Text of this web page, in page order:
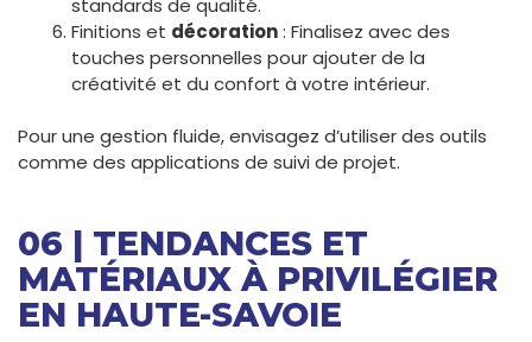
standards de qualité.
Finitions et décoration: Finalisez avec des
touches personnelles pour ajouter de la
créativité et du confort à votre intérieur.
Pour une gestion fluide, envisagez d’utiliser des outils
comme des applications de suivi de projet.
06 | TENDANCES ET
MATÉRIAUX À PRIVILÉGIER
EN HAUTE-SAVOIE